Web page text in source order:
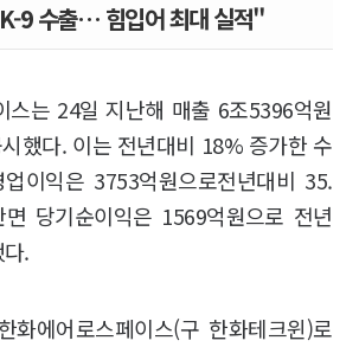
9 수출… 힘입어 최대 실적"
스는 24일 지난해 매출 6조5396억원
했다. 이는 전년대비 18% 증가한 수
이익은 3753억원으로전년대비 35.
당기순이익은 1569억원으로 전년
.
화에어로스페이스(구 한화테크윈)로